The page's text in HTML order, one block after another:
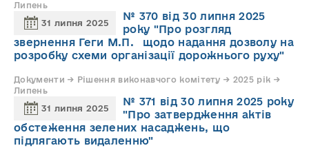
Липень
31 липня 2025
№ 370 від 30 липня 2025
року "Про розгляд
звернення Геги М.П. щодо надання дозволу на
розробку схеми організації дорожнього руху"
Документи → Рішення виконавчого комітету → 2025 рік →
Липень
31 липня 2025
№ 371 від 30 липня 2025 року
"Про затвердження актів
обстеження зелених насаджень, що
підлягають видаленню"